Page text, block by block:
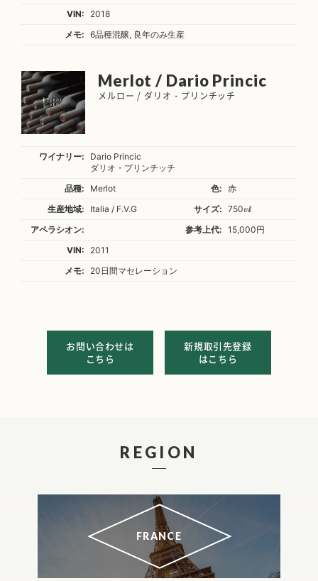
VIN:
2018
メモ:
6品種混醸, 良年のみ生産
Merlot / Dario Princic
メルロー / ダリオ・プリンチッチ
ワイナリー:
Dario Princic
ダリオ・プリンチッチ
品種:
Merlot 色:
赤
生産地域:
Italia / F.V.G サイズ:
750㎖
アペラシオン:
参考上代:
15,000円
VIN:
2011
メモ:
20日間マセレーション
お問い合わせは
こちら
新規取引先登録
はこちら
REGION
FRANCE